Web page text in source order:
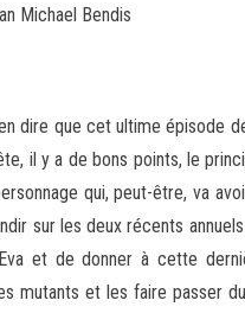
Michael Bendis
dire que cet ultime épisode
il y a de bons points, le
qui, peut-être, va
sur les deux récents
et de donner à cette
mutants et les faire passer